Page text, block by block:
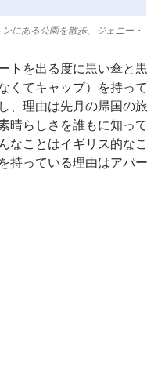
にある公園を散歩、ジェニー・
トを出る度に黒い傘と黒
くてキャップ）を持って
、理由は先月の帰国の旅
晴らしさを誰もに知って
なことはイギリス的なこ
持っている理由はアパー